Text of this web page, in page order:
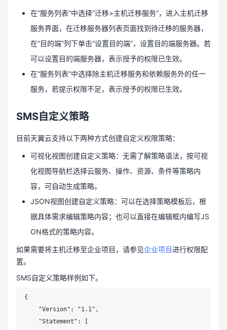
在“服务列表”中选择“迁移>主机迁移服务”，进入主机迁移
服务界面，在迁移服务器列表页面找到待迁移的服务器，
在“目的端”列下单击“设置目的端”，设置目的端服务器。若
可以设置目的端服务器，表示授予的权限已生效。
在“服务列表”中选择除主机迁移服务和依赖服务外的任一
服务，若提示权限不足，表示授予的权限已生效。
SMS自定义策略
目前天翼云支持以下两种方式创建自定义权限策略：
可视化视图创建自定义策略：无需了解策略语法，按可视
化视图导航栏选择云服务、操作、资源、条件等策略内
容，可自动生成策略。
JSON视图创建自定义策略：可以在选择策略模板后，根
据具体需求编辑策略内容；也可以直接在编辑框内编写JS
ON格式的策略内容。
如果需要将主机迁移至企业项目，请参见企业项目进行权限配
置。
SMS自定义策略样例如下。
{